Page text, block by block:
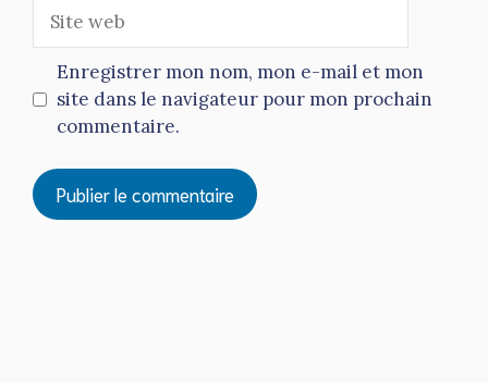
web
Enregistrer mon nom, mon e-mail et mon
site dans le navigateur pour mon prochain
commentaire.